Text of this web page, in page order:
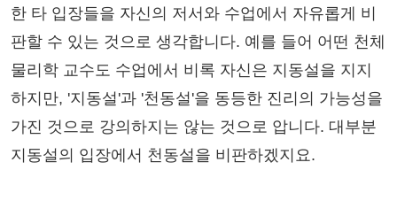
한 타 입장들을 자신의 저서와 수업에서 자유롭게 비
판할 수 있는 것으로 생각합니다. 예를 들어 어떤 천체
물리학 교수도 수업에서 비록 자신은 지동설을 지지
하지만, '지동설'과 '천동설'을 동등한 진리의 가능성을
가진 것으로 강의하지는 않는 것으로 압니다. 대부분
지동설의 입장에서 천동설을 비판하겠지요.